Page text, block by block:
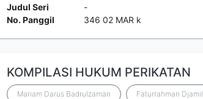
Judul Seri
-
No. Panggil
346 02 MAR k
KOMPILASI HUKUM PERIKATAN
Mariam Darus Badrulzaman Faturrahman Djamil